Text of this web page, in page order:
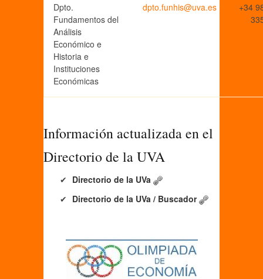
Dpto.
Fundamentos del
Análisis
Económico e
Historia e
Instituciones
Económicas
se.avu@sihnuf.otpd
+34
Información actualizada en el
Directorio de la UVA
Directorio de la UVa
Directorio de la UVa / Buscador